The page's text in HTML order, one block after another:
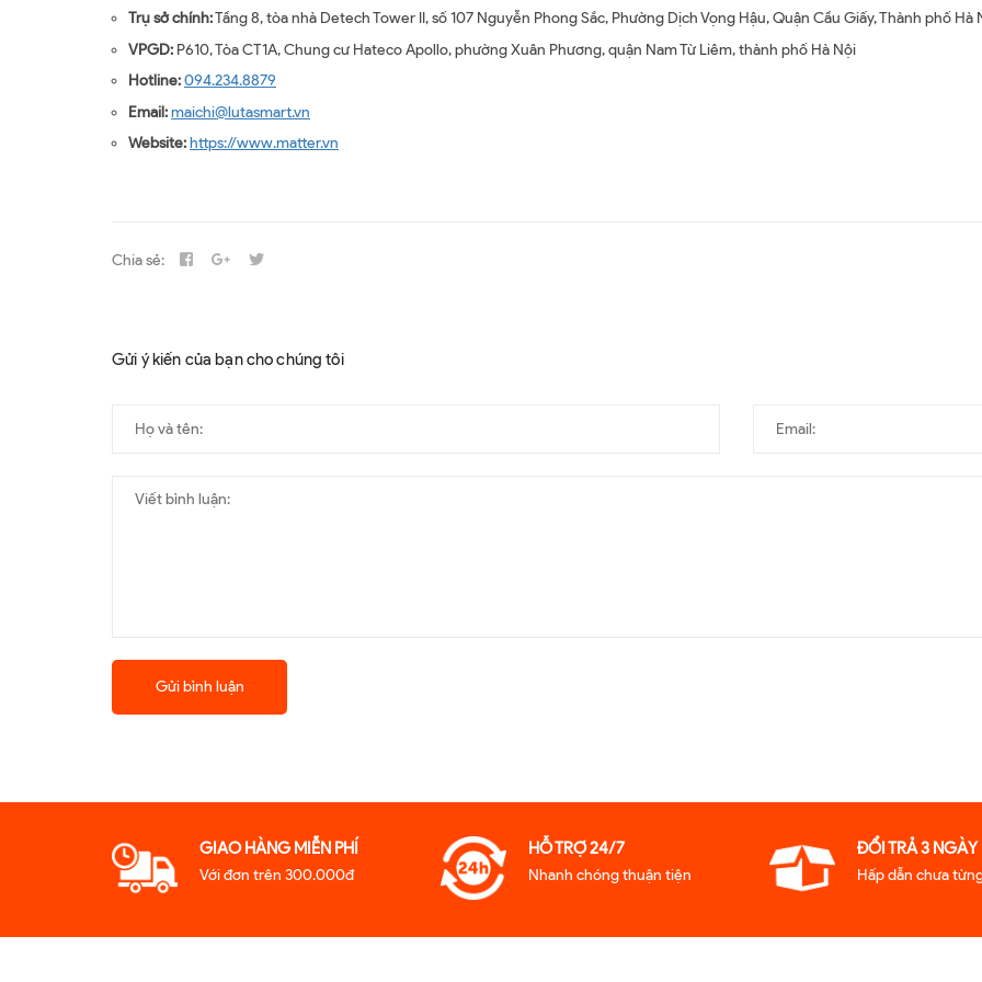
Trụ sở chính:Tầng 8, tòa nhà Detech Tower II, số 107 Nguyễn Phong Sắc, Phường Dịch Vọng Hậu, Quận Cầu Giấy, Thành phố Hà
VPGD: P610, Tòa CT1A, Chung cư Hateco Apollo, phường Xuân Phương, quận Nam Từ Liêm, thành phố Hà Nội
Hotline:094.234.8879
Email:maichi@lutasmart.vn
Website:https://www.matter.vn
Chia sẻ:
Gửi ý kiến của bạn cho chúng tôi
Gửi bình luận
GIAO HÀNG MIỄN PHÍ
Với đơn trên 300.000đ
HỖ TRỢ 24/7
Nhanh chóng thuận tiện
ĐỔI TRẢ 3 NGÀY
Hấp dẫn chưa